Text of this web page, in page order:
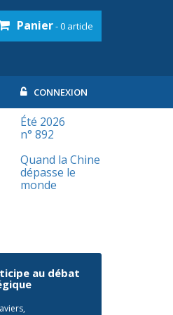
Panier- 0 article
CONNEXION
Été 2026
n° 892
Quand la Chine
dépasse le
monde
au débat